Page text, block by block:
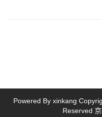
Powered By xinkang
Reserved